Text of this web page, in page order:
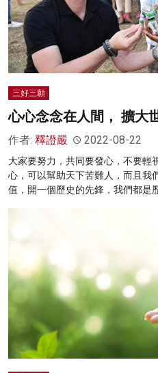
三好三願
心心念念在人間， 擴大
作者: 釋證嚴 2022-08-22
大家要努力，共同要發心，不要輕
心，可以幫助天下苦難人，而且我
值，開一個歷史的先鋒，我們都是